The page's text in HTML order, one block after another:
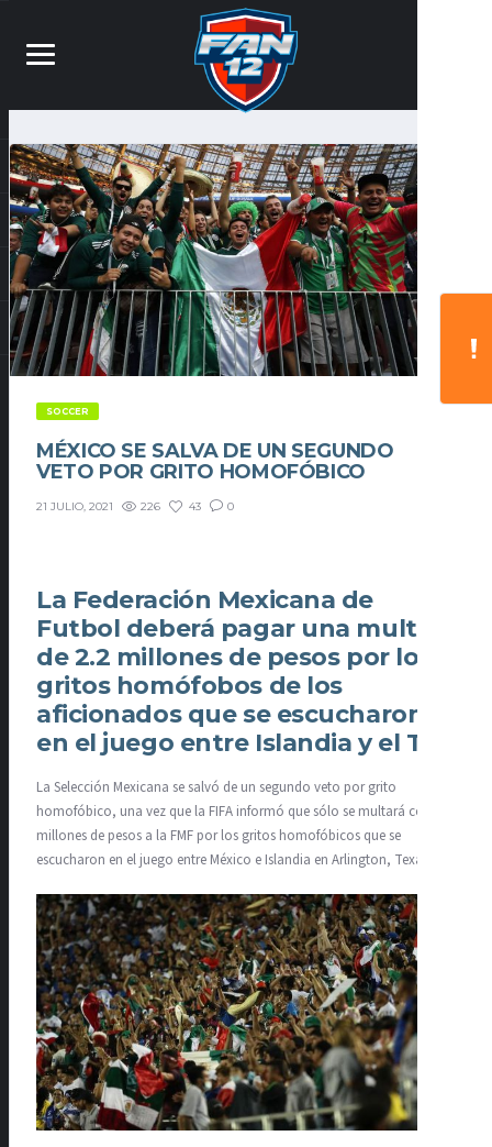
SOCCER
MÉXICO SE SALVA DE UN SEGUNDO
VETO POR GRITO HOMOFÓBICO
21 JULIO, 2021 226 43 0
La Federación Mexicana de
Futbol deberá pagar una multa
de 2.2 millones de pesos por los
gritos homófobos de los
aficionados que se escucharon
en el juego entre Islandia y el Tri
La Selección Mexicana se salvó de un segundo veto por grito
homofóbico, una vez que la FIFA informó que sólo se multará con 2.2
millones de pesos a la FMF por los gritos homofóbicos que se
escucharon en el juego entre México e Islandia en Arlington, Texas.